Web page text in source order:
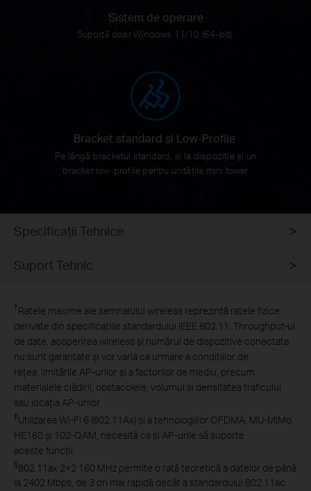
Sistem de operare
Suportă doar Windows 11/10 (64-bit)
Bracket standard și Low-Profile
Pe lângă bracketul standard, ai la dispoziție și un
bracket low-profile pentru unitățile mini tower
Specificaţii Tehnice
Suport Tehnic
†Ratele maxime ale semnalului wireless reprezintă ratele fizice
derivate din specificațiile standardului IEEE 802.11. Throughput-ul
de date, acoperirea wireless și numărul de dispozitive conectate
nu sunt garantate și vor varia ca urmare a condițiilor de
rețea, limitările AP-urilor și a factorilor de mediu, precum
materialele clădirii, obstacolele, volumul și densitatea traficului
sau locația AP-urilor.
‡Utilizarea Wi-Fi 6 (802.11Ax) și a tehnologiilor OFDMA, MU-MIMo,
HE160 și 102-QAM, necesită ca și AP-urile să suporte
aceste funcții.
§802.11ax 2×2 160 MHz permite o rată teoretică a datelor de până
la 2402 Mbps, de 3 ori mai rapidă decât a standardului 802.11ac